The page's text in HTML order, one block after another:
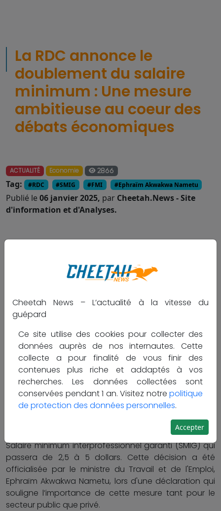
La RDC annonce le
doublement du salaire
minimum : Une mesure
ambitieuse au coeur des
débats économiques
ACTUALITÉ Economie 2866
Tag: #RDC #SMIG #FMI #Ephraïm Akwakwa Nametu
Publié le 06 janvier 2025, par Cheetah.News - Site
d'information et d'Analyses.
Le gouvernement congolais a décidé de frapper un
grand coup pour le pouvoir d'achat de ses citoyens
en annonçant, à partir du 1er février, le doublement du
Salaire minimum interprofessionnel garanti (SMIG) qui
passera de 2,5 à 5 dollars. Cette décision a été
officialisée par le ministre du Travail et de l'Emploi,
Ephraïm Akwakwa Nametu, lors d'une déclaration qui
souligne l’importance de cette mesure tant pour le
secteur public que privé.
Cheetah News – L’actualité à la vitesse du
guépard
Ce site utilise des cookies pour collecter des
données auprès de nos internautes. Cette
collecte a pour finalité de vous finir des
contenues plus riche et addaptés à vos
recherches. Les données collectées sont
conservées pendant 1 an. Visitez notre politique
de protection des données personnelles.
Accepter